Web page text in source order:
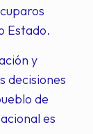
Estado.
y
decisiones
de
es